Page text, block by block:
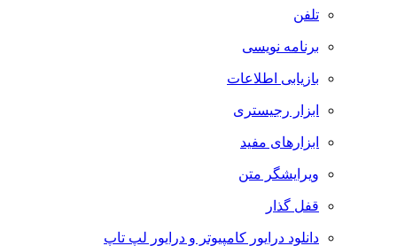
تلفن
برنامه نویسی
بازیابی اطلاعات
ابزار رجیستری
ابزارهای مفید
ویرایشگر متن
قفل گذار
دانلود درایور کامپیوتر و درایور لپ تاپ